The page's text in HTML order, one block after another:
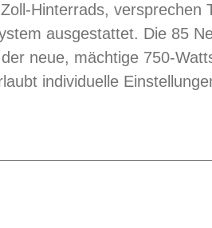
Hinterrads, versprechen
ausgestattet. Die 85
neue, mächtige 750-
individuelle